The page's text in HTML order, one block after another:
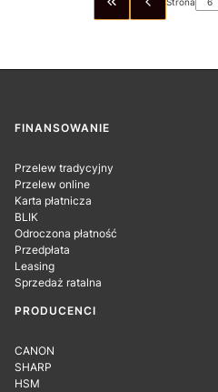
WRÓĆ DO
Linki w stopce
FINANSOWANIE
Przelew tradycyjny
Przelew online
Karta płatnicza
BLIK
Odroczona płatność
Przedpłata
Leasing
Sprzedaż ratalna
PRODUCENCI
CANON
SHARP
HSM